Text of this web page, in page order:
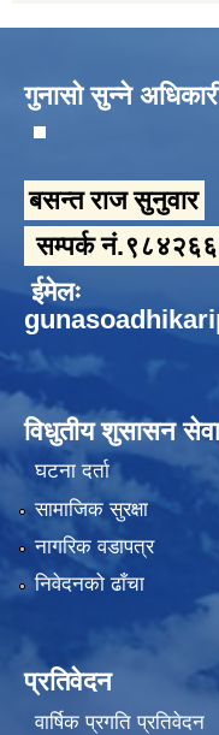
गुनासो सुन्ने
बसन्त राज सुनुवार
सम्पर्क
ईमेलः
विधुतीय शुसासन सेवा
घटना दर्ता
सामाजिक सुरक्षा
नागरिक वडापत्र
निवेदनको ढाँचा
प्रतिवेदन
वार्षिक प्रगति प्रतिवेदन